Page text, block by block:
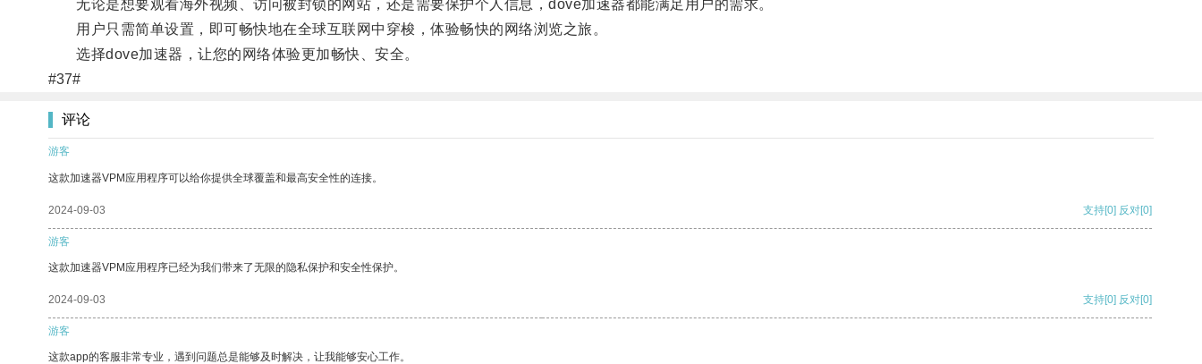
无论是想要观看海外视频、访问被封锁的网站，还是需要保护个人信息，dove加速器都能满足用户的需求。
用户只需简单设置，即可畅快地在全球互联网中穿梭，体验畅快的网络浏览之旅。
选择dove加速器，让您的网络体验更加畅快、安全。
#37#
评论
游客
这款加速器VPM应用程序可以给你提供全球覆盖和最高安全性的连接。
2024-09-03 支持[0] 反对[0]
游客
这款加速器VPM应用程序已经为我们带来了无限的隐私保护和安全性保护。
2024-09-03 支持[0] 反对[0]
游客
这款app的客服非常专业，遇到问题总是能够及时解决，让我能够安心工作。